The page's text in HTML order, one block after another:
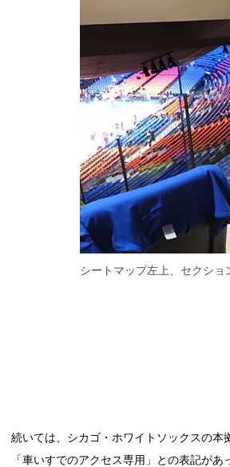
シートマップ左上、セクシ
続いては、シカゴ・ホワイトソックスの
「車いすでのアクセス専用」との表記が